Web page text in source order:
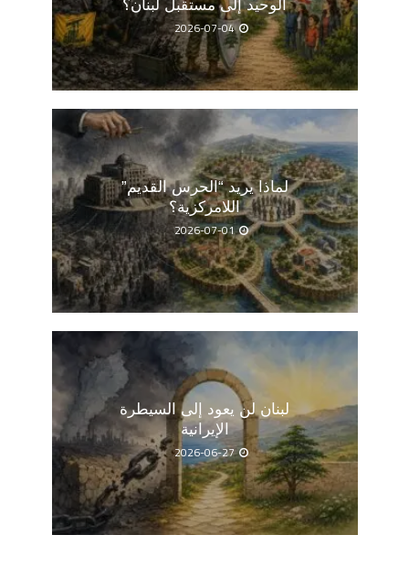
الوحيد إلى مستقبل لبنان؟
2026-07-04
لماذا يريد “الحرس القديم”
اللامركزية؟
2026-07-01
لبنان لن يعود إلى السيطرة
الإيرانية
2026-06-27